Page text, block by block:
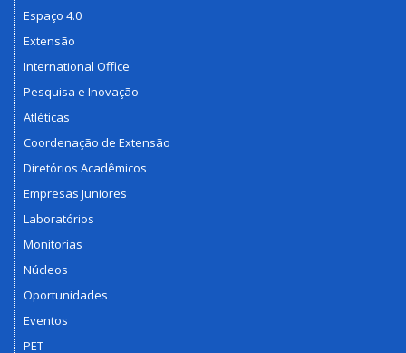
Espaço 4.0
Extensão
International Office
Pesquisa e Inovação
Atléticas
Coordenação de Extensão
Diretórios Acadêmicos
Empresas Juniores
Laboratórios
Monitorias
Núcleos
Oportunidades
Eventos
PET